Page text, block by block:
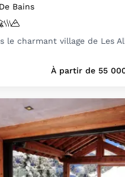
Bains
le charmant village de Les
À partir de 55